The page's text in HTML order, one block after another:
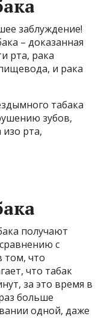
заблуждение!
– доказанная
рта, рака
и рака
табака
зубов,
рта,
получают
с
том, что
что табак
за это время в
больше
одной, даже